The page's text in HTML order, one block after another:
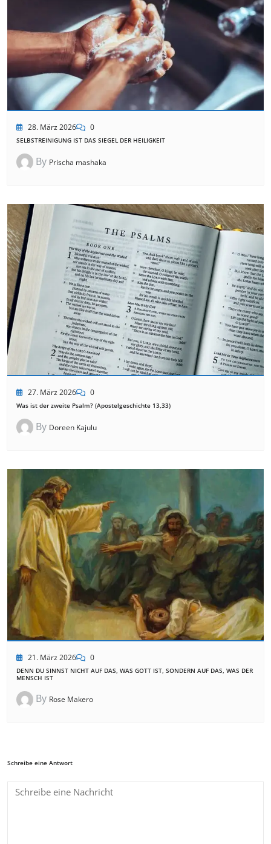
28. März 2026 0
SELBSTREINIGUNG IST DAS SIEGEL DER HEILIGKEIT
By Prischa mashaka
27. März 2026 0
Was ist der zweite Psalm? (Apostelgeschichte 13,33)
By Doreen Kajulu
21. März 2026 0
DENN DU SINNST NICHT AUF DAS, WAS GOTT IST, SONDERN AUF DAS, WAS DER
MENSCH IST
By Rose Makero
Schreibe eine Antwort